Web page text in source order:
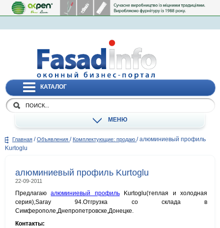
КАТАЛОГ
МЕНЮ
Главная / Объявления / Комплектующие: продаю / алюминиевый профиль
Kurtoglu
алюминиевый профиль Kurtoglu
22-09-2011
Предлагаюалюминиевый профильKurtoglu(теплaя и холодная
серия),Saray 94.Отгрузка со склада в
Cимферополе,Днепропетровске,Донецке.
Контакты: